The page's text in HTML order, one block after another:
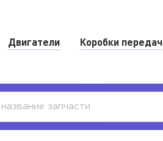
Двигатели Коробки передач